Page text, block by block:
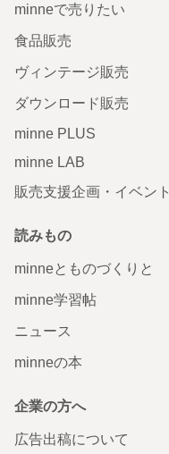
minneで売りたい
食品販売
ヴィンテージ販売
ダウンロード販売
minne PLUS
minne LAB
販売支援企画・イベント
読みもの
minneとものづくりと
minne学習帖
ニュース
minneの本
企業の方へ
広告出稿について